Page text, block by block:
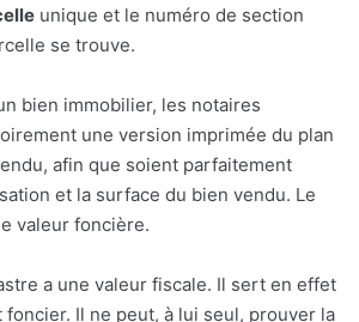
unique et le numéro de section
se trouve.
bien immobilier, les notaires
une version imprimée du plan
afin que soient parfaitement
et la surface du bien vendu. Le
valeur foncière.
a une valeur fiscale. Il sert en effet
foncier. Il ne peut, à lui seul, prouver la